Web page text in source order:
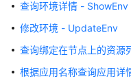
门
户
指
查询环境详情 - ShowEnv
修改环境 - UpdateEnv
查询绑定在节点上的资
根据应用名称查询应用